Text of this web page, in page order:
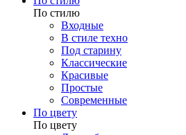
По стилю
Входные
В стиле техно
Под старину
Классические
Красивые
Простые
Современные
По цвету
По цвету